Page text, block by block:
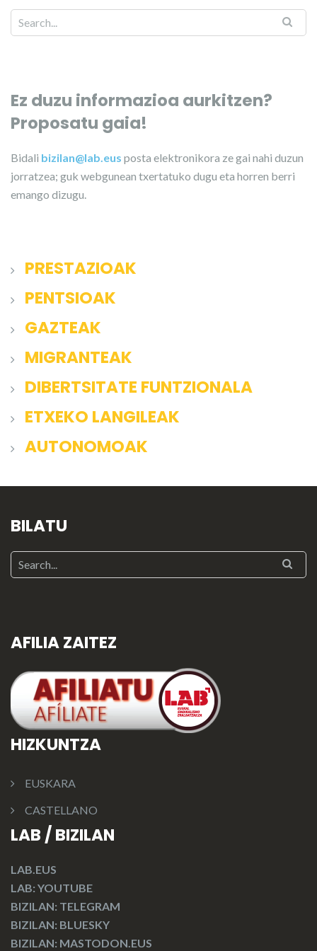
Ez duzu informazioa aurkitzen?
Proposatu gaia!
Bidali bizilan@lab.eus posta elektronikora ze gai nahi duzun
jorratzea; guk webgunean txertatuko dugu eta horren berri
emango dizugu.
PRESTAZIOAK
PENTSIOAK
GAZTEAK
MIGRANTEAK
DIBERTSITATE FUNTZIONALA
ETXEKO LANGILEAK
AUTONOMOAK
BILATU
AFILIA ZAITEZ
HIZKUNTZA
EUSKARA
CASTELLANO
LAB / BIZILAN
LAB.EUS
LAB: YOUTUBE
BIZILAN: TELEGRAM
BIZILAN: BLUESKY
BIZILAN: MASTODON.EUS